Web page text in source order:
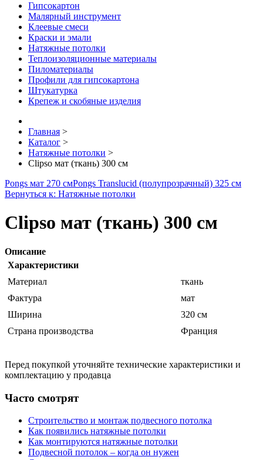
Гипсокартон
Малярный инструмент
Клеевые смеси
Краски и эмали
Натяжные потолки
Теплоизоляционные материалы
Пиломатериалы
Профили для гипсокартона
Штукатурка
Крепеж и скобяные изделия
Главная >
Каталог >
Натяжные потолки >
Clipso мат (ткань) 300 см
Pongs мат 270 смPongs Translucid (полупрозрачный) 325 см
Вернуться к: Натяжные потолки
Clipso мат (ткань) 300 см
Описание
Характеристики
Материал
ткань
Фактура
мат
Ширина
320 см
Страна производства
Франция
Перед покупкой уточняйте технические характеристики и
комплектацию у продавца
Часто смотрят
Строительство и монтаж подвесного потолка
Как появились натяжные потолки
Как монтируются натяжные потолки
Подвесной потолок – когда он нужен